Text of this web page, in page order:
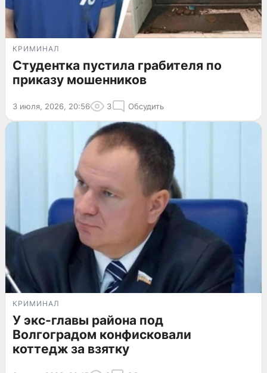
КРИМИНАЛ
Студентка пустила грабителя по
приказу мошенников
3 июля, 2026, 20:56 3 Обсудить
КРИМИНАЛ
У экс-главы района под
Волгоградом конфисковали
коттедж за взятку